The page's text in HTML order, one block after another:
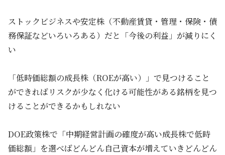
ストックビジネスや安定株（不動産賃貸・管理・保険・債
務保証などいろいろある）だと「今後の利益」が減りにく
い
「低時価総額の成長株（ROEが高い）」で見つけること
ができればリスクが少なく化ける可能性がある銘柄を見つ
けることができるかもしれない
DOE政策株で「中期経営計画の確度が高い成長株で低時
価総額」を選べばどんどん自己資本が増えていきどんどん